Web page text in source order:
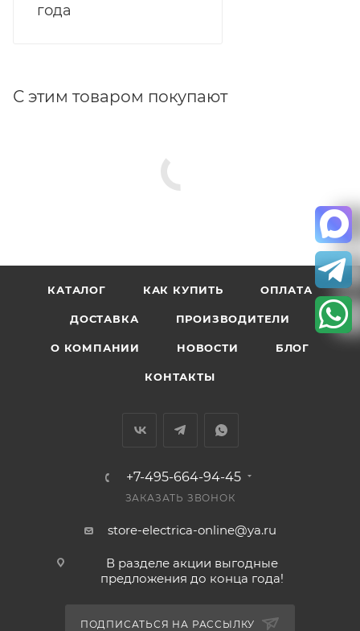
года
С этим товаром покупают
КАТАЛОГ КАК КУПИТЬ ОПЛАТА
ДОСТАВКА ПРОИЗВОДИТЕЛИ
О КОМПАНИИ НОВОСТИ БЛОГ
КОНТАКТЫ
+7-495-664-94-45
ЗАКАЗАТЬ ЗВОНОК
store-electrica-online@ya.ru
В разделе акции выгодные
предложения до конца года!
ПОДПИСАТЬСЯ НА РАССЫЛКУ